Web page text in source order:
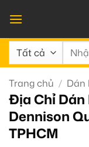
qua
nội
dung
Tìm
Trang chủ / Dán
Địa Chỉ Dán
Dennison
TPHCM